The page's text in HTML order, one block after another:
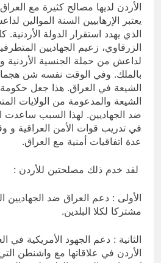
الأردن لديها مصالح كثيرة مع
يعتبر الإرهابيين السنة الموالين
الذي يهدد استقرار الدولة
الزرقاوي، زعيم الجهاديين
لداعش من حملة الجنسية الأردنية
بالملك. وفي الوقت نفسه شن
الشيعة في العراق. هذا جعل حكومة
الشيعة والمدعومة من الولايات
ضد الجهاديين. لهذا السبب ساعدت
في تدريب قوات الأمن العراقية و
عدة اتفاقيات أمنية مع العراق.
لقد خدم ذلك مصلحتين للأردن :
الأولى : دعم العراق ضد الجهاديين
مشتركا لكلا البلدين.
الثانية : دعم الجهود الأمريكية في
الأردن في علاقاتها مع واشنطن